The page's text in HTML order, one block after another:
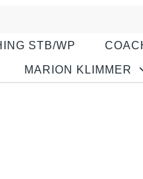
STB/WP
MARION KLIMMER